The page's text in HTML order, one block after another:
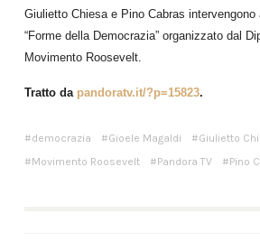
Giulietto Chiesa e Pino Cabras
“Forme della Democrazia” organizzato dal
Movimento Roosevelt.
Tratto da pandoratv.it/?p=15823.
democrazia Gioele Magaldi
Giulietto
Movimento Roosevelt
Pandora TV Pino